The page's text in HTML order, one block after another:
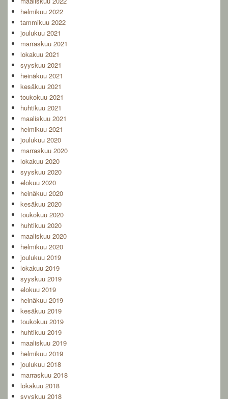
helmikuu 2022
tammikuu 2022
joulukuu 2021
marraskuu 2021
lokakuu 2021
syyskuu 2021
heinäkuu 2021
kesäkuu 2021
toukokuu 2021
huhtikuu 2021
maaliskuu 2021
helmikuu 2021
joulukuu 2020
marraskuu 2020
lokakuu 2020
syyskuu 2020
elokuu 2020
heinäkuu 2020
kesäkuu 2020
toukokuu 2020
huhtikuu 2020
maaliskuu 2020
helmikuu 2020
joulukuu 2019
lokakuu 2019
syyskuu 2019
elokuu 2019
heinäkuu 2019
kesäkuu 2019
toukokuu 2019
huhtikuu 2019
maaliskuu 2019
helmikuu 2019
joulukuu 2018
marraskuu 2018
lokakuu 2018
syyskuu 2018